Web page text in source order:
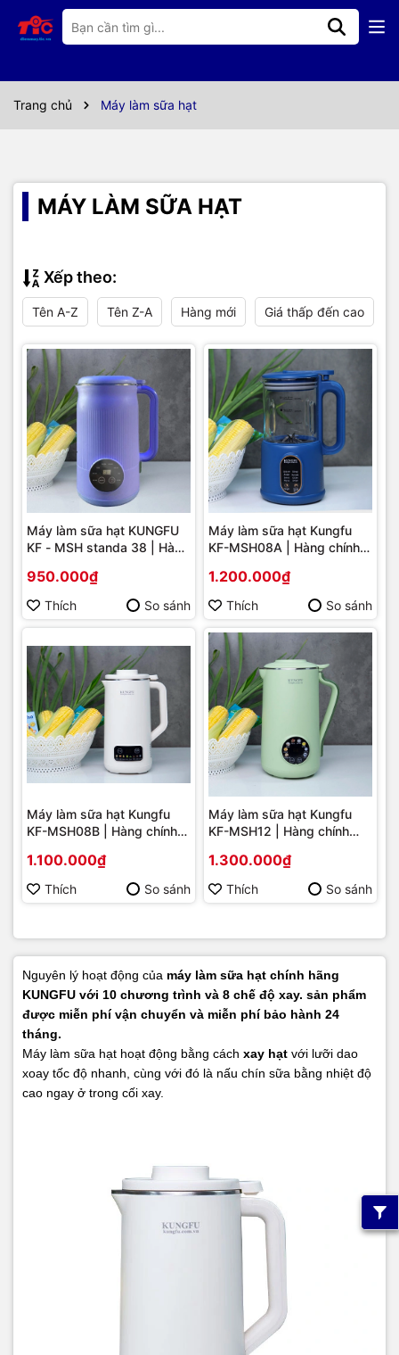
Trang chủ Máy làm sữa hạt
MÁY LÀM SỮA HẠT
Xếp theo:
Tên A-Z Tên Z-A Hàng mới Giá thấp đến cao
Máy làm sữa hạt KUNGFU
KF - MSH standa 38 | Hàng
950.000₫
Thích So sánh
Máy làm sữa hạt Kungfu
KF-MSH08A | Hàng chính
1.200.000₫
Thích So sánh
Máy làm sữa hạt Kungfu
KF-MSH08B | Hàng chính
1.100.000₫
Thích So sánh
Máy làm sữa hạt Kungfu
KF-MSH12 | Hàng chính
1.300.000₫
Thích So sánh
Nguyên lý hoạt động của máy làm sữa hạt chính hãng
KUNGFU với 10 chương trình và 8 chế độ xay. sản phẩm
được miễn phí vận chuyển và miễn phí bảo hành 24
tháng.
Máy làm sữa hạt hoạt động bằng cách xay hạt với lưỡi dao
xoay tốc độ nhanh, cùng với đó là nấu chín sữa bằng nhiệt độ
cao ngay ở trong cối xay.